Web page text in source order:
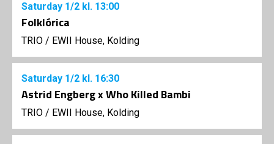
Saturday 1/2 kl. 13:00
Folklórica
TRIO / EWII House, Kolding
Saturday 1/2 kl. 16:30
Astrid Engberg x Who Killed Bambi
TRIO / EWII House, Kolding